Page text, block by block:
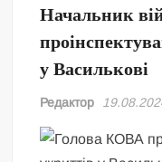
Начальник
у Василькові
Редактор